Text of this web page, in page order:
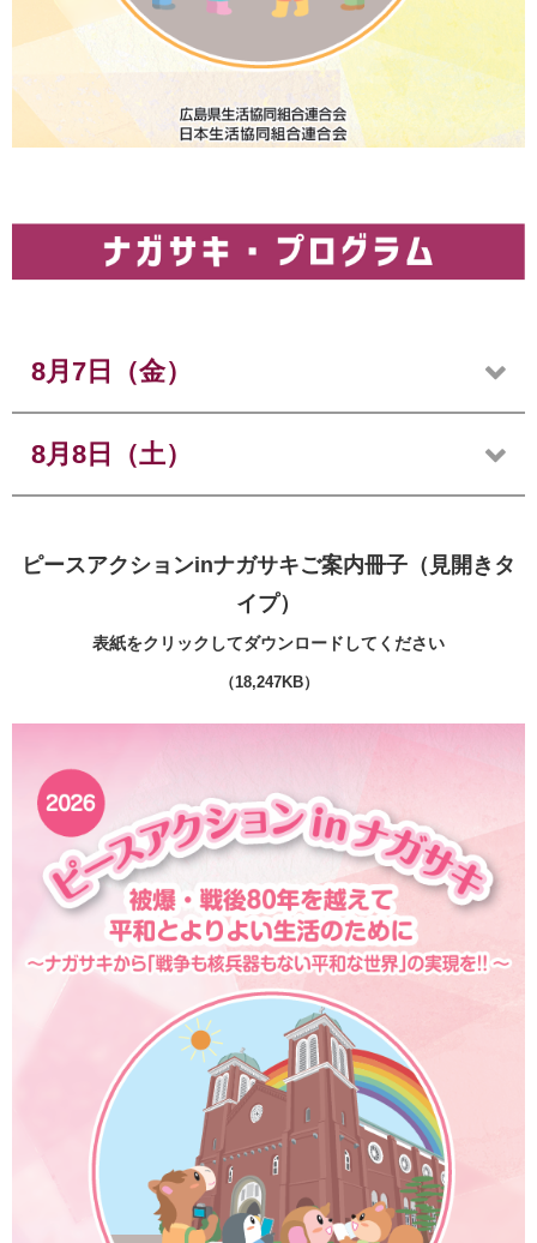
8月7日（金）
8月8日（土）
ピースアクションinナガサキご案内冊子（見開きタ
イプ）
表紙をクリックしてダウンロードしてください
（18,247KB）